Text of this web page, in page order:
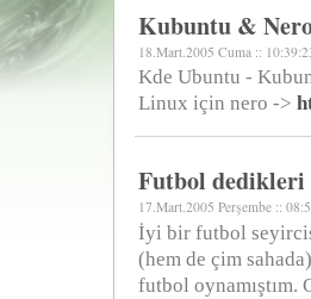
Kubuntu &
18.Mart.2005 Cuma ::
Kde Ubuntu -
Linux için nero ->
Futbol dedikleri
17.Mart.2005 Perşembe ::
İyi bir futbol
(hem de çim
futbol oynamıştım.